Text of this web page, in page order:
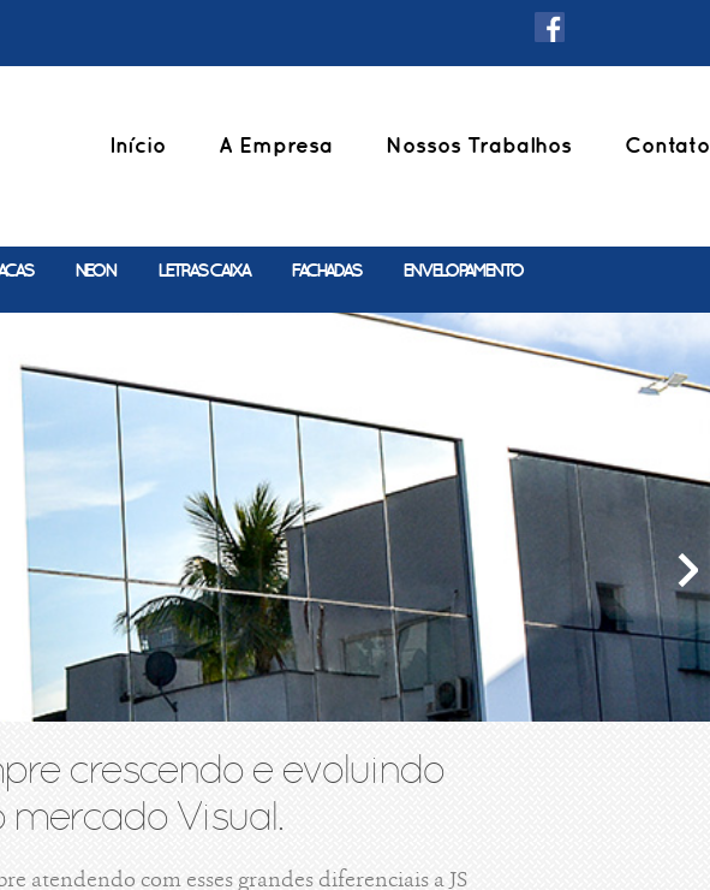
Início A Empresa Nossos Trabalhos Contato
ENVELOPAMENTO
FACHADAS
LETRAS CAIXA
NEON
crescendo e evoluindo
Visual.
atendendo com esses grandes diferenciais a JS